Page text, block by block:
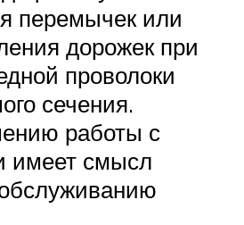
перемычек или
дорожек при
проволоки
сечения.
работы с
имеет смысл